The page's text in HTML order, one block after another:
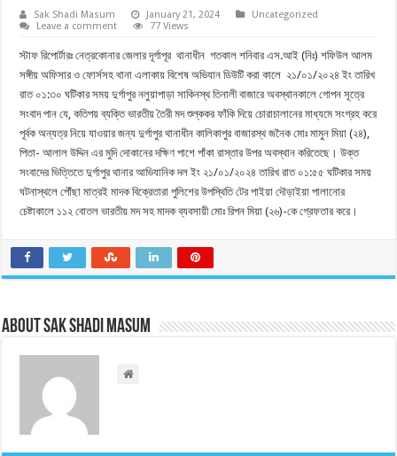
Sak Shadi Masum January 21, 2024
Uncategorized
Leave a comment
77 Views
স্টাফ রিপোর্টারঃ নেত্রকোনার জেলার দূর্গাপূর থানাধীন গতকাল শনিবার এস.আই (নিঃ) শফিউল আলম
সঙ্গীয় অফিসার ও ফোর্সসহ থানা এলাকায় বিশেষ অভিযান ডিউটি করা কালে ২১/০১/২০২৪ ইং তারিখ
রাত ০১:৩০ ঘটিকার সময় দুর্গাপুর নলুয়াপাড়া সাকিনস্থ তিনালী বাজারে অবস্থানকালে গোপন সূত্রে
সংবাদ পান যে, কতিপয় ব্যক্তি ভারতীয় তৈরী মদ শুল্ককর ফাঁকি দিয়ে চোরাচালানের মাধ্যমে সংগ্রহ করে
পূর্বক অন্যত্র নিয়ে যাওয়ার জন্য দুর্গাপুর থানাধীন কালিকাপুর বাজারস্থ জনৈক মোঃ মামুন মিয়া (২৪),
পিতা- আলাল উদ্দিন এর মুদি দোকানের দক্ষিণ পাশে পাঁকা রাস্তার উপর অবস্থান করিতেছে। উক্ত
সংবাদের ভিত্তিতে দুর্গাপুর থানার আভিযানিক দল ইং ২১/০১/২০২৪ তারিখ রাত ০১:৫৫ ঘটিকার সময়
ঘটনাস্থলে পৌঁছা মাত্রই মাদক বিক্রেতারা পুলিশের উপস্থিতি টের পাইয়া দৌড়াইয়া পালানোর
চেষ্টাকালে ১১২ বোতল ভারতীয় মদ সহ মাদক ব্যবসায়ী মোঃ রিপন মিয়া (২৬)-কে গ্রেফতার করে।
About Sak Shadi Masum